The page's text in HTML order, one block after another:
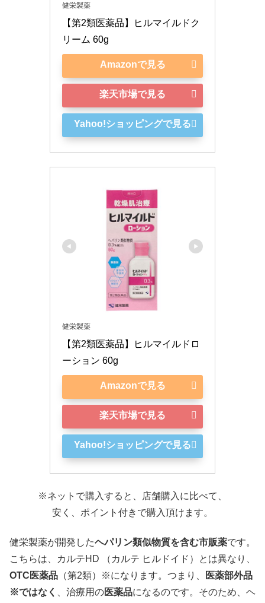
健栄製薬
【第2類医薬品】ヒルマイルドク
リーム 60g
Amazonで見る
楽天市場で見る
Yahoo!ショッピングで見る
健栄製薬
【第2類医薬品】ヒルマイルドロ
ーション 60g
Amazonで見る
楽天市場で見る
Yahoo!ショッピングで見る
※ネットで購入すると、店舗購入に比べて、
安く、ポイント付きで購入頂けます。
健栄製薬が開発したヘパリン類似物質を含む市販薬です。
こちらは、カルテHD （カルテ ヒルドイド）とは異なり、
OTC医薬品 （第2類）※になります。つまり、
医薬部外品
※ではなく
、治療用の医薬品になるのです。そのため、ヘ